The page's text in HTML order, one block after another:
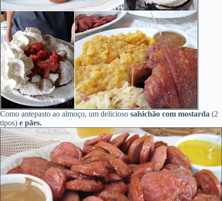
Como antepasto ao almoço, um delicioso salsichão com mostarda (2
tipos) e pães.